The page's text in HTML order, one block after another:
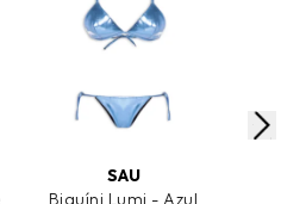
SAU
Biquíni Lumi - Azul